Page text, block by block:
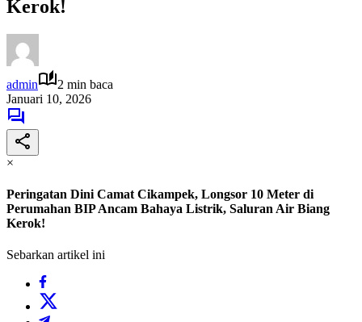
Kerok!
admin
2 min baca
Januari 10, 2026
×
Peringatan Dini Camat Cikampek, Longsor 10 Meter di
Perumahan BIP Ancam Bahaya Listrik, Saluran Air Biang
Kerok!
Sebarkan artikel ini